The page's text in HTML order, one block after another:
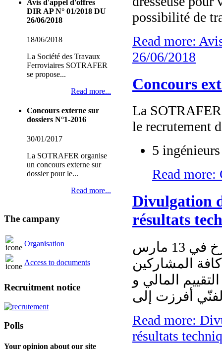
Avis d'appel d'offres
DIR AP N° 01/2018 DU
26/06/2018
18/06/2018
La Société des Travaux
Ferroviaires SOTRAFER
se propose...
Read more...
Concours externe sur
dossiers N°1-2016
30/01/2017
La SOTRAFER organise
un concours externe sur
dossier pour le...
Read more...
The campany
Organisation
Access to documents
Recruitment notice
Polls
Your opinion about our site
possibilité de
Read more:
26/06/2018
Concours
La SOTRAFER
le recrutement
5
Read more:
Divulgation
résultats
عملا بالفصل 73 من الأمر عدد 1039-2014 المؤرخ في 13 مارس
كافة المشاركين
المالي و
Read more:
résultats